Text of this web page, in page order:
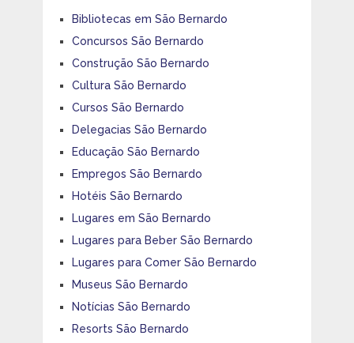
Bibliotecas em São Bernardo
Concursos São Bernardo
Construção São Bernardo
Cultura São Bernardo
Cursos São Bernardo
Delegacias São Bernardo
Educação São Bernardo
Empregos São Bernardo
Hotéis São Bernardo
Lugares em São Bernardo
Lugares para Beber São Bernardo
Lugares para Comer São Bernardo
Museus São Bernardo
Notícias São Bernardo
Resorts São Bernardo